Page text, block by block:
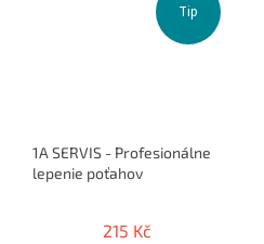
Tip
1A SERVIS - Profesionálne
lepenie poťahov
215 Kč